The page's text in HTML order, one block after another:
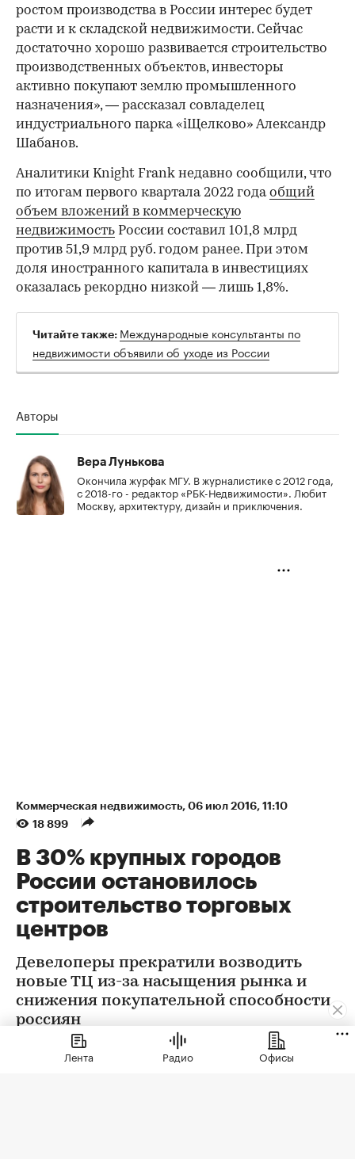
00:00 / 00:00
ростом производства в России интерес будет
расти и к складской недвижимости. Сейчас
достаточно хорошо развивается строительство
производственных объектов, инвесторы
активно покупают землю промышленного
назначения», — рассказал совладелец
индустриального парка «iЩелково» Александр
Шабанов.
Аналитики Knight Frank недавно сообщили, что
по итогам первого квартала 2022 годаобщий
объем вложений в коммерческую
недвижимость России составил 101,8 млрд
против 51,9 млрд руб. годом ранее. При этом
доля иностранного капитала в инвестициях
оказалась рекордно низкой — лишь 1,8%.
Читайте также: Международные консультанты по
недвижимости объявили об уходе из России
Авторы
Вера Лунькова
Окончила журфак МГУ. В журналистике с 2012 года,
с 2018-го - редактор «РБК-Недвижимости». Любит
Москву, архитектуру, дизайн и приключения.
Коммерческая недвижимость⁠, 06 июл 2016, 11:10
18 899
В 30% крупных городов
России остановилось
строительство торговых
центров
Девелоперы прекратили возводить
новые ТЦ из-за насыщения рынка и
снижения покупательной способности
россиян
Лента Радио Офисы